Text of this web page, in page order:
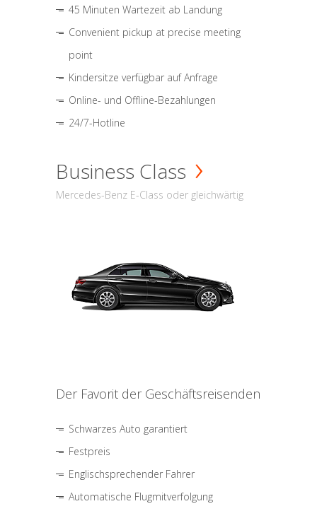
45 Minuten Wartezeit ab Landung
Convenient pickup at precise meeting
point
Kindersitze verfügbar auf Anfrage
Online- und Offline-Bezahlungen
24/7-Hotline
Business Class
Mercedes-Benz E-Class oder gleichwärtig
Der Favorit der Geschäftsreisenden
Schwarzes Auto garantiert
Festpreis
Englischsprechender Fahrer
Automatische Flugmitverfolgung